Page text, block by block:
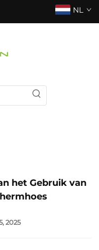
NL
het Gebruik van
2025